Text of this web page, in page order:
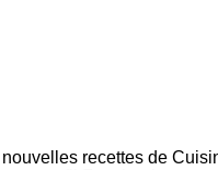
recettes de